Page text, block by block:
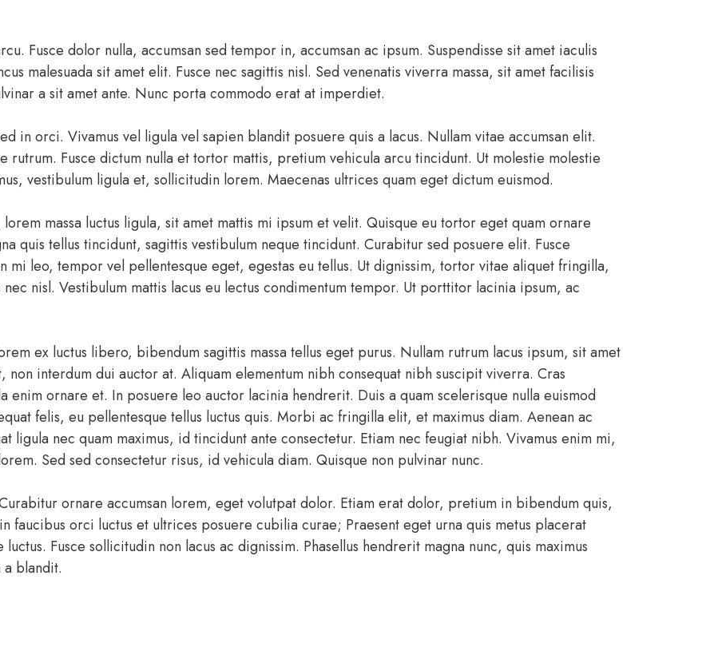
Fusce dolor nulla, accumsan sed tempor in, accumsan ac ipsum. Suspendisse sit amet iaculis
malesuada sit amet elit. Fusce nec sagittis nisl. Sed venenatis viverra massa, sit amet facilisis
a sit amet ante. Nunc porta commodo erat at imperdiet.
in orci. Vivamus vel ligula vel sapien blandit posuere quis a lacus. Nullam vitae accumsan elit.
rutrum. Fusce dictum nulla et tortor mattis, pretium vehicula arcu tincidunt. Ut molestie molestie
vestibulum ligula et, sollicitudin lorem. Maecenas ultrices quam eget dictum euismod.
massa luctus ligula, sit amet mattis mi ipsum et velit. Quisque eu tortor eget quam ornare
quis tellus tincidunt, sagittis vestibulum neque tincidunt. Curabitur sed posuere elit. Fusce
mi leo, tempor vel pellentesque eget, egestas eu tellus. Ut dignissim, tortor vitae aliquet fringilla,
nisl. Vestibulum mattis lacus eu lectus condimentum tempor. Ut porttitor lacinia ipsum, ac
ex luctus libero, bibendum sagittis massa tellus eget purus. Nullam rutrum lacus ipsum, sit amet
interdum dui auctor at. Aliquam elementum nibh consequat nibh suscipit viverra. Cras
enim ornare et. In posuere leo auctor lacinia hendrerit. Duis a quam scelerisque nulla euismod
felis, eu pellentesque tellus luctus quis. Morbi ac fringilla elit, et maximus diam. Aenean ac
ligula nec quam maximus, id tincidunt ante consectetur. Etiam nec feugiat nibh. Vivamus enim mi,
Sed sed consectetur risus, id vehicula diam. Quisque non pulvinar nunc.
ornare accumsan lorem, eget volutpat dolor. Etiam erat dolor, pretium in bibendum quis,
faucibus orci luctus et ultrices posuere cubilia curae; Praesent eget urna quis metus placerat
Fusce sollicitudin non lacus ac dignissim. Phasellus hendrerit magna nunc, quis maximus
blandit.